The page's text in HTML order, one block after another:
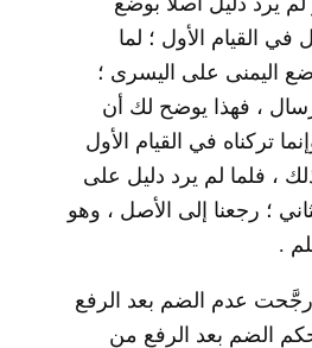
في القيام الأول ؛ لما
اليمنى على اليسرى ؛
، فهذا يوضح لك أن
تركناه في القيام الأول
، فلما لم يرد دليل على
؛ رجعنا إلى الأصل ، وهو
.
عدم الضم بعد الرفع
الضم بعد الرفع من